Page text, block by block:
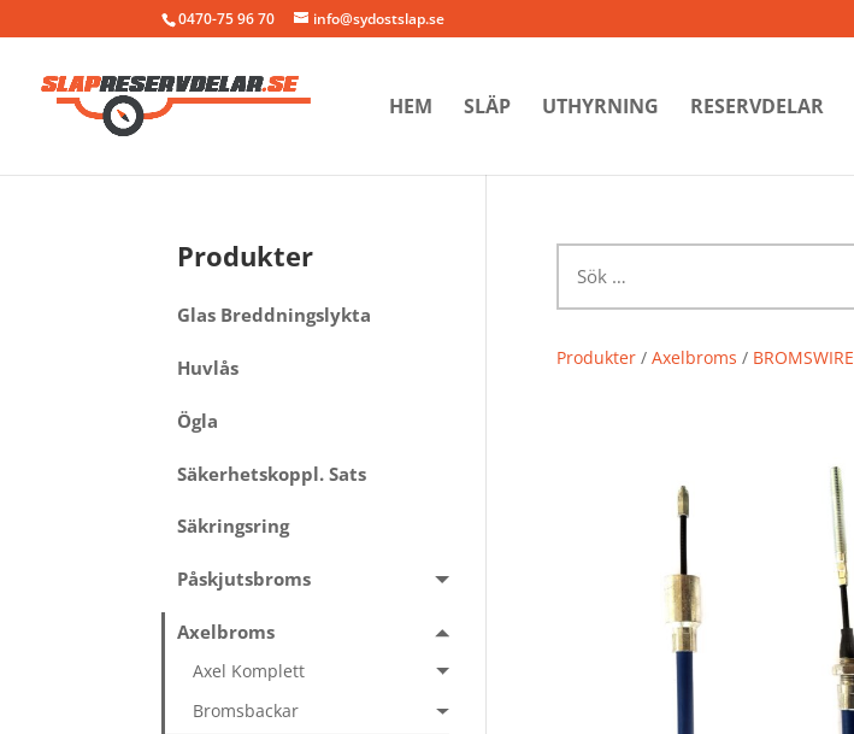
0470-75 96 70 info@sydostslap.se
HEM SLÄP UTHYRNING RESERVDELAR
efter:
Produkter /Axelbroms / BROMSWIRE
Produkter
Glas Breddningslykta
Huvlås
Ögla
Säkerhetskoppl. Sats
Säkringsring
Påskjutsbroms
Axelbroms
Axel Komplett
Bromsbackar